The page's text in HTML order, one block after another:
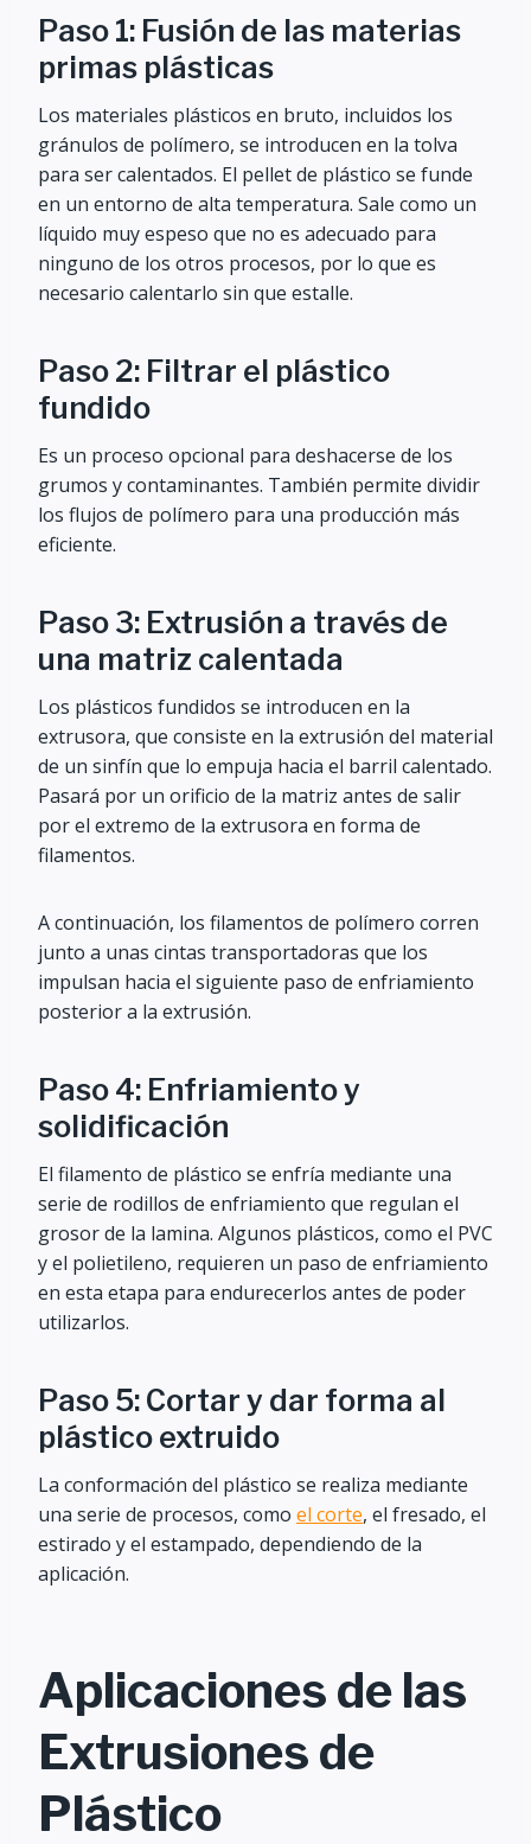
Paso 1: Fusión de las materias
primas plásticas
Los materiales plásticos en bruto, incluidos los
gránulos de polímero, se introducen en la tolva
para ser calentados. El pellet de plástico se funde
en un entorno de alta temperatura. Sale como un
líquido muy espeso que no es adecuado para
ninguno de los otros procesos, por lo que es
necesario calentarlo sin que estalle.
Paso 2: Filtrar el plástico
fundido
Es un proceso opcional para deshacerse de los
grumos y contaminantes. También permite dividir
los flujos de polímero para una producción más
eficiente.
Paso 3: Extrusión a través de
una matriz calentada
Los plásticos fundidos se introducen en la
extrusora, que consiste en la extrusión del material
de un sinfín que lo empuja hacia el barril calentado.
Pasará por un orificio de la matriz antes de salir
por el extremo de la extrusora en forma de
filamentos.
A continuación, los filamentos de polímero corren
junto a unas cintas transportadoras que los
impulsan hacia el siguiente paso de enfriamiento
posterior a la extrusión.
Paso 4: Enfriamiento y
solidificación
El filamento de plástico se enfría mediante una
serie de rodillos de enfriamiento que regulan el
grosor de la lamina. Algunos plásticos, como el PVC
y el polietileno, requieren un paso de enfriamiento
en esta etapa para endurecerlos antes de poder
utilizarlos.
Paso 5: Cortar y dar forma al
plástico extruido
La conformación del plástico se realiza mediante
una serie de procesos, como el corte, el fresado, el
estirado y el estampado, dependiendo de la
aplicación.
Aplicaciones de las
Extrusiones de
Plástico